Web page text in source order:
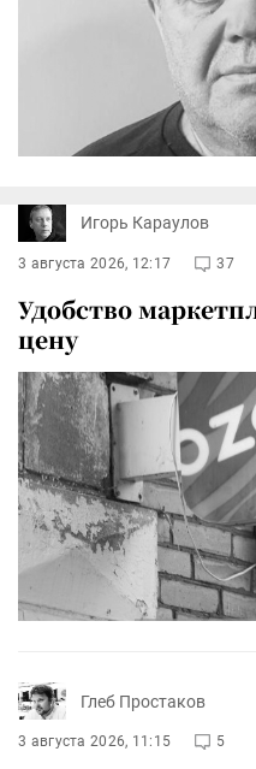
Игорь Караулов
3 августа 2026, 12:17 37
Удобство
цену
Глеб Простаков
3 августа 2026, 11:15 5